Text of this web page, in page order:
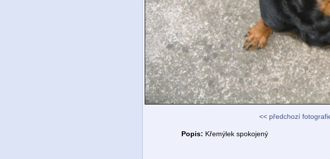
<< předchozí
Popis: Křemýlek spokojený